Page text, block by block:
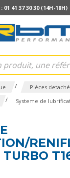
: 01 41 37 30 30 (14H-18H)
/ Pièces
/ Systeme de